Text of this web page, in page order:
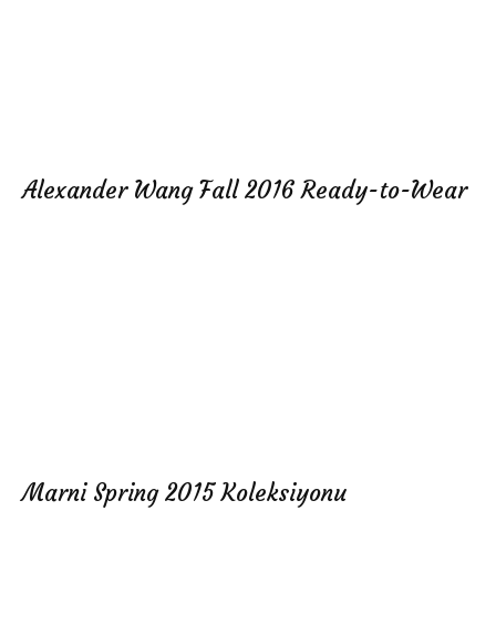
Alexander Wang Fall 2016 Ready-to-Wear
Marni Spring 2015 Koleksiyonu